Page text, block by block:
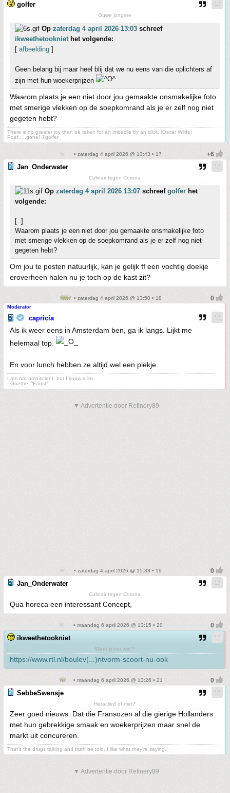
golfer
Ouwe jongere
Op zaterdag 4 april 2026 13:03 schreef
ikweethetookniethet volgende:
[ afbeelding ]
Geen belang bij maar heel blij dat we nu eens van die oplichters af
zijn met hun woekerprijzen
Waarom plaats je een niet door jou gemaakte onsmakelijke foto
met smerige vlekken op de soepkomrand als je er zelf nog niet
gegeten hebt?
There is no greater joy than be taken for an imbecile by an idiot. (Oscar Wilde)
Poef.....gone! ©golfer
• zaterdag 4 april 2026 @ 13:43 • 17
Jan_Onderwater
Culinair tegen Corona
Op zaterdag 4 april 2026 13:07 schreef golfer het
volgende:
[..]
Waarom plaats je een niet door jou gemaakte onsmakelijke foto
met smerige vlekken op de soepkomrand als je er zelf nog niet
gegeten hebt?
Om jou te pesten natuurlijk, kan je gelijk ff een vochtig doekje
eroverheen halen nu je toch op de kast zit?
• zaterdag 4 april 2026 @ 13:50 • 18
Moderator
capricia
Als ik weer eens in Amsterdam ben, ga ik langs. Lijkt me
helemaal top.
En voor lunch hebben ze altijd wel een plekje.
I am not omniscient, but I know a lot.
- Goethe, “Faust”
▼ Advertentie door Refinery89
• zaterdag 4 april 2026 @ 15:38 • 19
Jan_Onderwater
Culinair tegen Corona
Qua horeca een interessant Concept,
• maandag 6 april 2026 @ 13:15 • 20
ikweethetookniet
Weet jij het wel ?
https://www.rtl.nl/boulev(...)ntvorm-scoort-nu-ook
• maandag 6 april 2026 @ 13:26 • 21
SebbeSwensje
Heraclied of niet?
Zeer goed nieuws. Dat die Fransozen al die gierige Hollanders
met hun gebrekkige smaak en woekerprijzen maar snel de
markt uit concureren.
That's the drugs talking and truth be told, I like what they're saying.
▼ Advertentie door Refinery89